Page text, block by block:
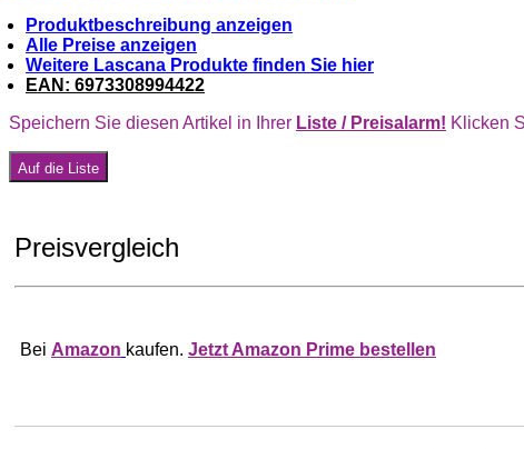
Produktbeschreibung anzeigen
Alle Preise anzeigen
Weitere Lascana Produkte finden Sie hier
EAN: 6973308994422
Speichern Sie diesen Artikel in Ihrer Liste / Preisalarm! Klicken
Auf die Liste
Preisvergleich
Bei Amazon kaufen. Jetzt Amazon Prime bestellen